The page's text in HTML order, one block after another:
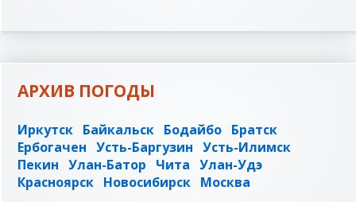
АРХИВ ПОГОДЫ
Иркутск Байкальск Бодайбо Братск
Ербогачен Усть-Баргузин Усть-Илимск
Пекин Улан-Батор Чита Улан-Удэ
Красноярск Новосибирск Москва